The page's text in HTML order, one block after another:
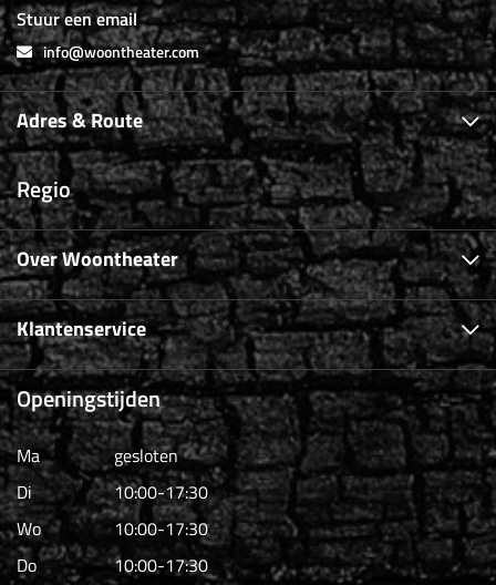
Stuur een email
info@woontheater.com
Adres & Route
Regio
Over Woontheater
Klantenservice
Openingstijden
Ma
gesloten
Di
10:00-17:30
Wo
10:00-17:30
Do
10:00-17:30